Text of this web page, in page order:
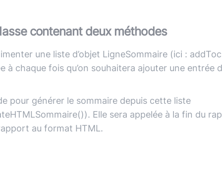
contenant deux méthodes
une liste d’objet LigneSommaire (ici :
à chaque fois qu’on souhaitera ajouter une entrée
pour générer le sommaire depuis cette liste
Elle sera appelée à la fin du
au format HTML.